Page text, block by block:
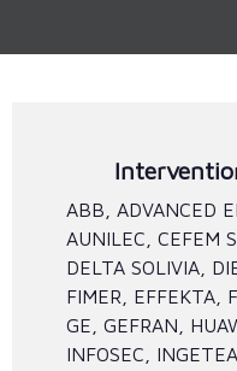
ABB, ADVANCED
AUNILEC, CEFEM
DELTA SOLIVIA,
FIMER, EFFEKTA,
GE, GEFRAN,
INFOSEC,